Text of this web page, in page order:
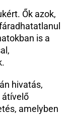
Ők azok,
is a
hivatás,
átívelő
amelyben